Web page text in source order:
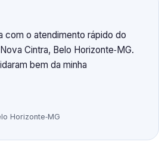
com o atendimento rápido do
Cintra, Belo Horizonte‑MG.
bem da minha
Horizonte‑MG